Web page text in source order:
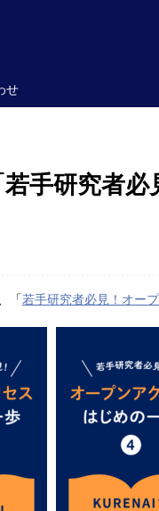
せ
若手研究者
「若手研究者必見！オー